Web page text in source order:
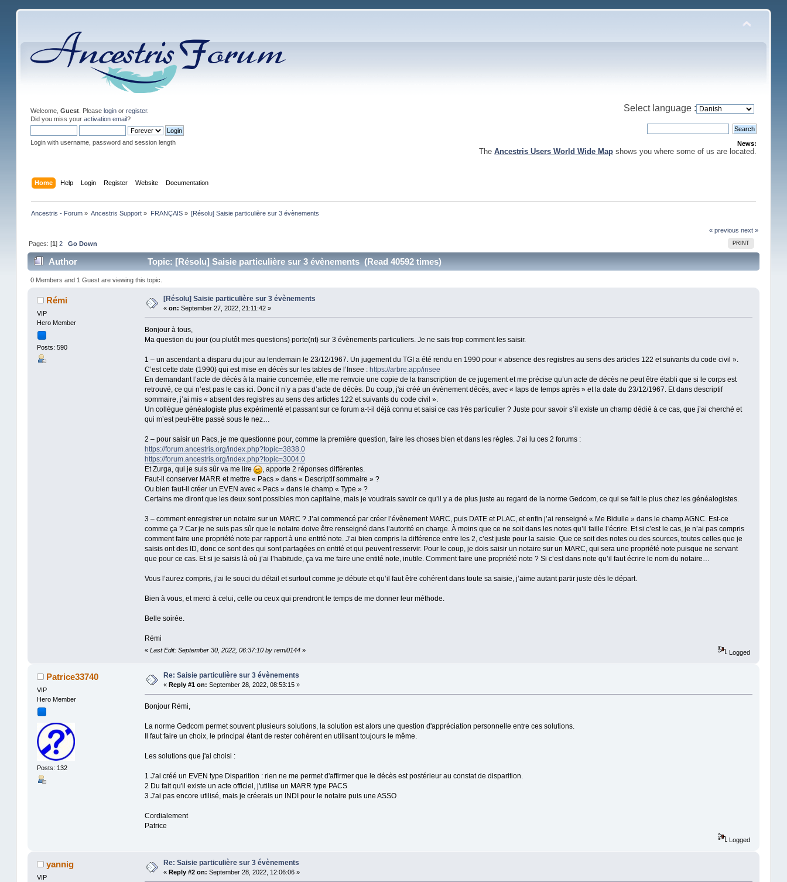
Welcome, Guest. Please loginor register.
Did you miss your activation email?
Login with username, password and session length
Select language :
News:
TheAncestris Users World Wide Map shows you where some of us are located.
Home Help Login Register Website Documentation
Ancestris - Forum » Ancestris Support » FRANÇAIS» [Résolu] Saisie particulière sur 3 évènements
« previous next »
PRINT
Pages: [1]2 Go Down
Author Topic: [Résolu] Saisie particulière sur 3 évènements (Read 40592 times)
0 Members and 1 Guest are viewing this topic.
Rémi
VIP
Hero Member
Posts: 590
[Résolu] Saisie particulière sur 3 évènements
« on: September 27, 2022, 21:11:42 »
Bonjour à tous,
Ma question du jour (ou plutôt mes questions) porte(nt) sur 3 évènements particuliers. Je ne sais trop comment les saisir.
1 – un ascendant a disparu du jour au lendemain le 23/12/1967. Un jugement du TGI a été rendu en 1990 pour « absence des registres au sens des articles 122 et suivants du code civil ».
C’est cette date (1990) qui est mise en décès sur les tables de l’Insee : https://arbre.app/insee
En demandant l’acte de décès à la mairie concernée, elle me renvoie une copie de la transcription de ce jugement et me précise qu’un acte de décès ne peut être établi que si le corps est
retrouvé, ce qui n’est pas le cas ici. Donc il n’y a pas d’acte de décès. Du coup, j'ai créé un évènement décès, avec « laps de temps après » et la date du 23/12/1967. Et dans descriptif
sommaire, j’ai mis « absent des registres au sens des articles 122 et suivants du code civil ».
Un collègue généalogiste plus expérimenté et passant sur ce forum a-t-il déjà connu et saisi ce cas très particulier ? Juste pour savoir s’il existe un champ dédié à ce cas, que j’ai cherché et
qui m’est peut-être passé sous le nez…
2 – pour saisir un Pacs, je me questionne pour, comme la première question, faire les choses bien et dans les règles. J’ai lu ces 2 forums :
https://forum.ancestris.org/index.php?topic=3838.0
https://forum.ancestris.org/index.php?topic=3004.0
Et Zurga, qui je suis sûr va me lire
, apporte 2 réponses différentes.
Faut-il conserver MARR et mettre « Pacs » dans « Descriptif sommaire » ?
Ou bien faut-il créer un EVEN avec « Pacs » dans le champ « Type » ?
Certains me diront que les deux sont possibles mon capitaine, mais je voudrais savoir ce qu’il y a de plus juste au regard de la norme Gedcom, ce qui se fait le plus chez les généalogistes.
3 – comment enregistrer un notaire sur un MARC ? J’ai commencé par créer l’évènement MARC, puis DATE et PLAC, et enfin j’ai renseigné « Me Bidulle » dans le champ AGNC. Est-ce
comme ça ? Car je ne suis pas sûr que le notaire doive être renseigné dans l’autorité en charge. À moins que ce ne soit dans les notes qu’il faille l’écrire. Et si c’est le cas, je n’ai pas compris
comment faire une propriété note par rapport à une entité note. J’ai bien compris la différence entre les 2, c’est juste pour la saisie. Que ce soit des notes ou des sources, toutes celles que je
saisis ont des ID, donc ce sont des qui sont partagées en entité et qui peuvent resservir. Pour le coup, je dois saisir un notaire sur un MARC, qui sera une propriété note puisque ne servant
que pour ce cas. Et si je saisis là où j’ai l’habitude, ça va me faire une entité note, inutile. Comment faire une propriété note ? Si c’est dans note qu’il faut écrire le nom du notaire…
Vous l’aurez compris, j’ai le souci du détail et surtout comme je débute et qu’il faut être cohérent dans toute sa saisie, j’aime autant partir juste dès le départ.
Bien à vous, et merci à celui, celle ou ceux qui prendront le temps de me donner leur méthode.
Belle soirée.
Rémi
« Last Edit: September 30, 2022, 06:37:10 by remi0144» Logged
Patrice33740
VIP
Hero Member
Posts: 132
Re: Saisie particulière sur 3 évènements
« Reply #1 on: September 28, 2022, 08:53:15 »
Bonjour Rémi,
La norme Gedcom permet souvent plusieurs solutions, la solution est alors une question d'appréciation personnelle entre ces solutions.
Il faut faire un choix, le principal étant de rester cohèrent en utilisant toujours le même.
Les solutions que j'ai choisi :
1 J'ai créé un EVEN type Disparition : rien ne me permet d'affirmer que le décès est postérieur au constat de disparition.
2 Du fait qu'il existe un acte officiel, j'utilise un MARR type PACS
3 J'ai pas encore utilisé, mais je créerais un INDI pour le notaire puis une ASSO
Cordialement
Patrice
Logged
yannig
VIP
Re: Saisie particulière sur 3 évènements
« Reply #2 on: September 28, 2022, 12:06:06 »